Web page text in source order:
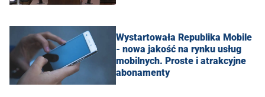
Wystartowała Republika Mobile
- nowa jakość na rynku usług
mobilnych. Proste i atrakcyjne
abonamenty